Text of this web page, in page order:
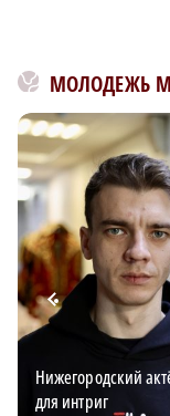
МОЛОДЕЖЬ
Нижегородский
для интриг